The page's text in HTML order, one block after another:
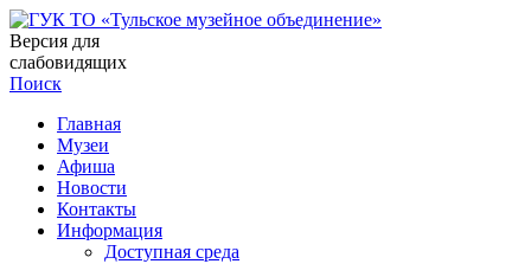
Версия для
слабовидящих
Поиск
Главная
Музеи
Афиша
Новости
Контакты
Информация
Доступная среда